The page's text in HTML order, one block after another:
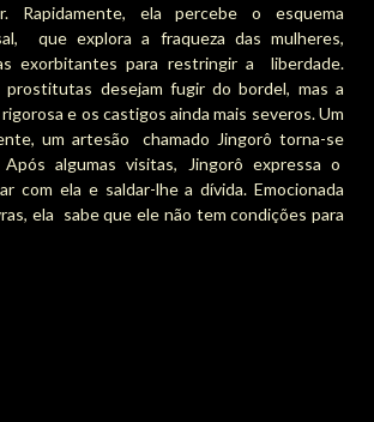
Rapidamente, ela percebe o esquema
que explora a fraqueza das mulheres,
exorbitantes para restringir a liberdade.
desejam fugir do bordel, mas a
e os castigos ainda mais severos. Um
um artesão chamado Jingorô torna-se
algumas visitas, Jingorô expressa o
com ela e saldar-lhe a dívida. Emocionada
ela sabe que ele não tem condições para